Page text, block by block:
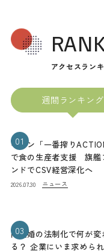
アクセスラン
週間ランキング
01
キリン「一番搾り
で食の生産者支援 旗艦
ンドでCSV経営深化へ
2026.07.30 ニュース
03
同性婚の法制化で何が変
る？ 企業にいま求めら